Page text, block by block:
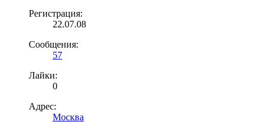
Регистрация:
22.07.08
Сообщения:
57
Лайки:
0
Адрес:
Москва